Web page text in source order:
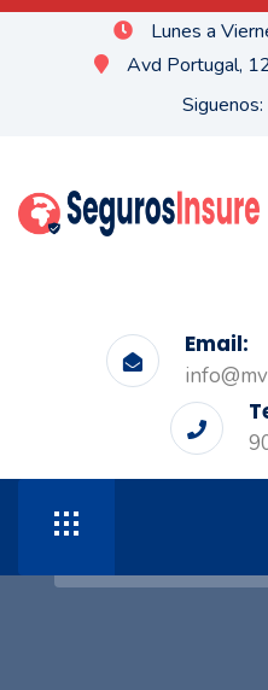
Lunes a
Avd Portugal,
Siguenos:
Email: